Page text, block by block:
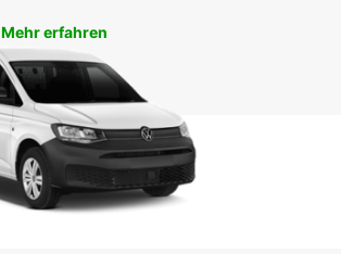
Mehr erfahren